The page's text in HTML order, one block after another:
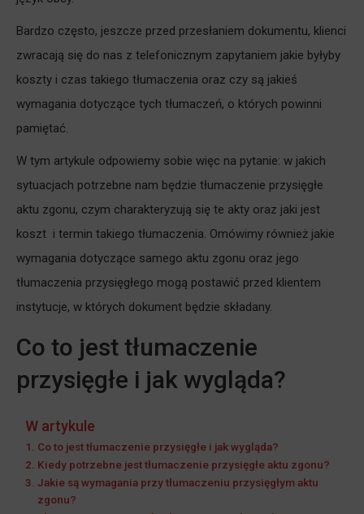
Bardzo często, jeszcze przed przesłaniem dokumentu, klienci
zwracają się do nas z telefonicznym zapytaniem jakie byłyby
koszty i czas takiego tłumaczenia oraz czy są jakieś
wymagania dotyczące tych tłumaczeń, o których powinni
pamiętać.
W tym artykule odpowiemy sobie więc na pytanie: w jakich
sytuacjach potrzebne nam będzie tłumaczenie przysięgłe
aktu zgonu, czym charakteryzują się te akty oraz jaki jest
koszt i termin takiego tłumaczenia. Omówimy również jakie
wymagania dotyczące samego aktu zgonu oraz jego
tłumaczenia przysięgłego mogą postawić przed klientem
instytucje, w których dokument będzie składany.
Co to jest tłumaczenie
przysięgłe i jak wygląda?
W artykule
Co to jest tłumaczenie przysięgłe i jak wygląda?
Kiedy potrzebne jest tłumaczenie przysięgłe aktu zgonu?
Jakie są wymagania przy tłumaczeniu przysięgłym aktu
zgonu?